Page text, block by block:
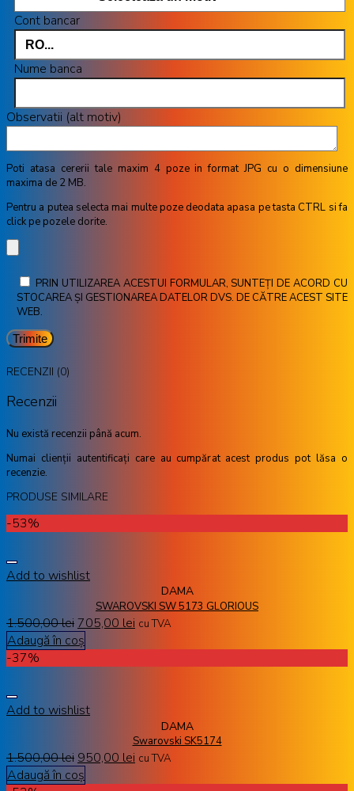
Cont bancar
Nume banca
Observatii (alt motiv)
Poti atasa cererii tale maxim 4 poze in format JPG cu o dimensiune
maxima de 2 MB.
Pentru a putea selecta mai multe poze deodata apasa pe tasta CTRL si fa
click pe pozele dorite.
PRIN UTILIZAREA ACESTUI FORMULAR, SUNTEȚI DE ACORD CU
STOCAREA ȘI GESTIONAREA DATELOR DVS. DE CĂTRE ACEST SITE
WEB.
RECENZII (0)
Recenzii
Nu există recenzii până acum.
Numai clienții autentificați care au cumpărat acest produs pot lăsa o
recenzie.
PRODUSE SIMILARE
-53%
Add to wishlist
DAMA
SWAROVSKI SW 5173 GLORIOUS
1.500,00lei705,00 lei cu TVA
Adaugă în coș
-37%
Add to wishlist
DAMA
Swarovski SK5174
1.500,00lei 950,00 lei cu TVA
Adaugă în coș